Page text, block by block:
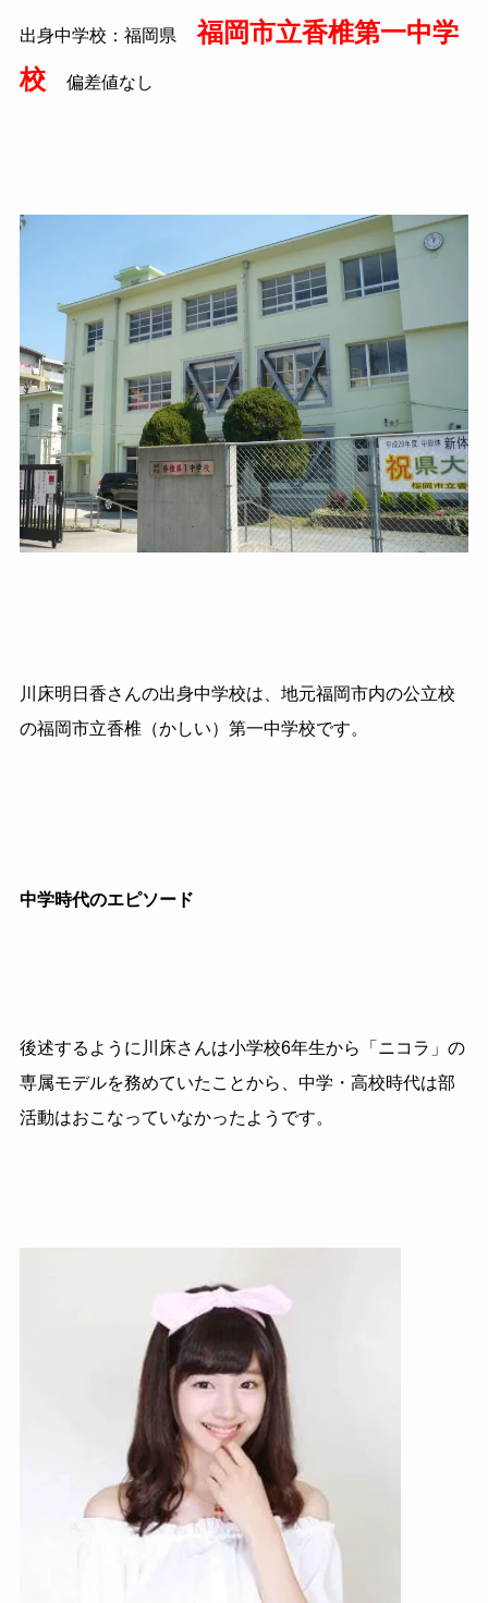
出身中学校：福岡県
福岡市立香椎第一中学
校
偏差値なし
川床明日香さんの出身中学校は、地元福岡市内の公立校
の福岡市立香椎（かしい）第一中学校です。
中学時代のエピソード
後述するように川床さんは小学校6年生から「ニコラ」の
専属モデルを務めていたことから、中学・高校時代は部
活動はおこなっていなかったようです。